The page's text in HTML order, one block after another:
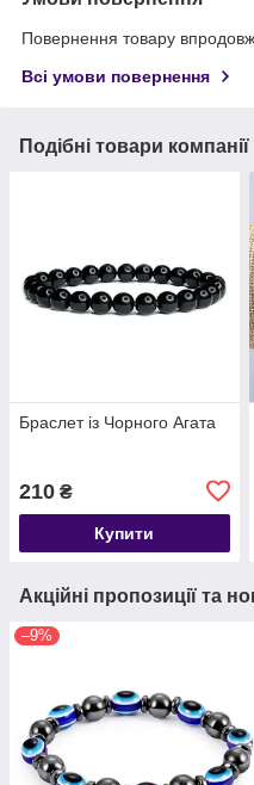
Повернення товару
Всі умови повернення
Подібні товари компанії
Браслет із Чорного Агата
210 ₴
Купити
Акційні пропозиції та
–9%